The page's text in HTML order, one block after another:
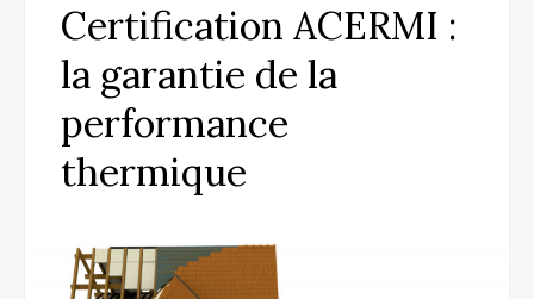
Certification ACERMI :
la garantie de la
performance
thermique